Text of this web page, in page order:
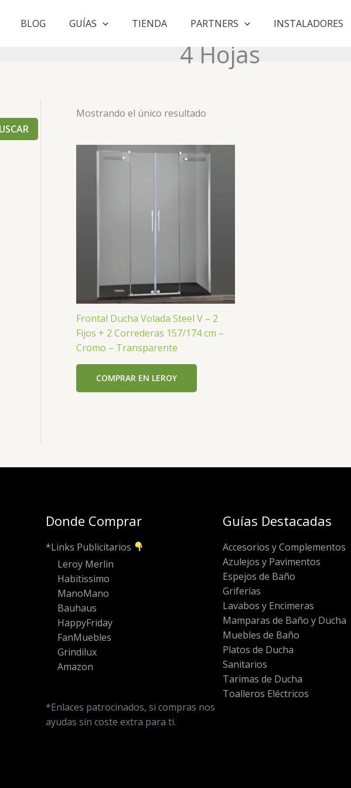
BLOG GUÍAS TIENDA PARTNERS INSTALADORES
4 Hojas
Mostrando el único resultado
Frontal Ducha Volada Steel V – 2
Fijos + 2 Correderas 157/174 cm –
Cromo – Transparente
COMPRAR EN LEROY
Donde Comprar
*Links Publicitarios
Leroy Merlin
Habitissimo
ManoMano
Bauhaus
HappyFriday
FanMuebles
Grindilux
Amazon
*Enlaces patrocinados, si compras nos
ayudas sin coste extra para ti.
Guías Destacadas
Accesorios y Complementos
Azulejos y Pavimentos
Espejos de Baño
Griferías
Lavabos y Encimeras
Mamparas de Baño y Ducha
Muebles de Baño
Platos de Ducha
Sanitarios
Tarimas de Ducha
Toalleros Eléctricos